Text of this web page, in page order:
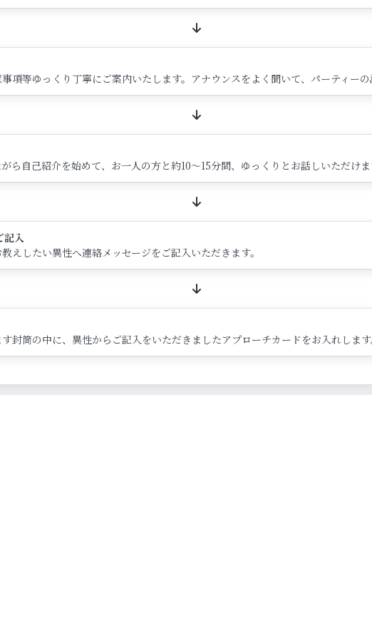
項等ゆっくり丁寧にご案内いたします。アナウンスをよく聞いて、パーティーの
ら自己紹介を始めて、お一人の方と約10～15分間、ゆっくりとお話しいただけま
記入
えしたい異性へ連絡メッセージをご記入いただきます。
封筒の中に、異性からご記入をいただきましたアプローチカードをお入れします